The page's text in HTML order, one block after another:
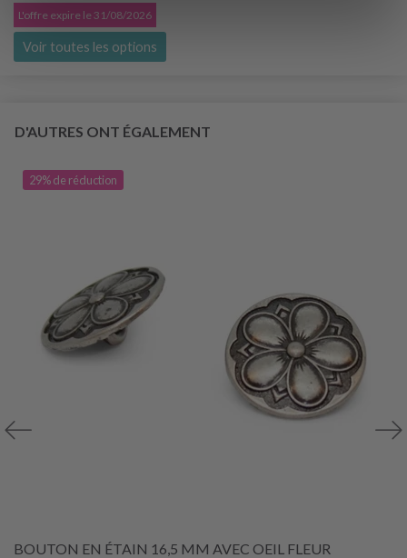
L'offre expire le 31/08/2026
Voir toutes les options
D'AUTRES ONT ÉGALEMENT
29% de réduction
BOUTON EN ÉTAIN 16,5 MM AVEC OEIL FLEUR